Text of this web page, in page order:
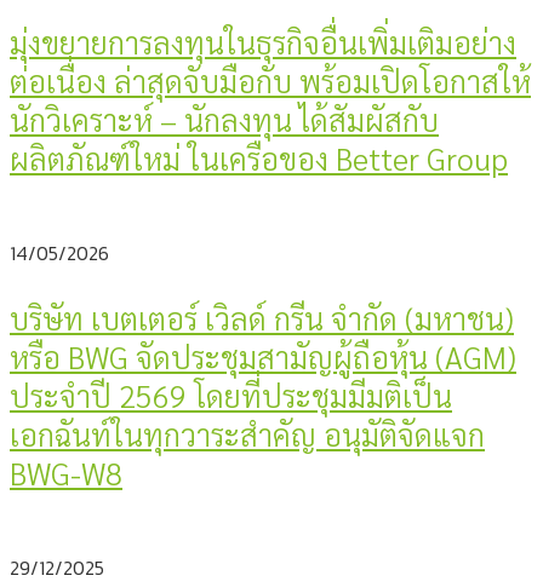
มุ่งขยายการลงทุนในธุรกิจอื่นเพิ่มเติมอย่าง
ต่อเนื่อง ล่าสุดจับมือกับ พร้อมเปิดโอกาสให้
นักวิเคราะห์ – นักลงทุน ได้สัมผัสกับ
ผลิตภัณฑ์ใหม่ ในเครือของ Better Group
14/05/2026
บริษัท เบตเตอร์ เวิลด์ กรีน จำกัด (มหาชน)
หรือ BWG จัดประชุมสามัญผู้ถือหุ้น (AGM)
ประจำปี 2569 โดยที่ประชุมมีมติเป็น
เอกฉันท์ในทุกวาระสำคัญ อนุมัติจัดแจก
BWG-W8
29/12/2025